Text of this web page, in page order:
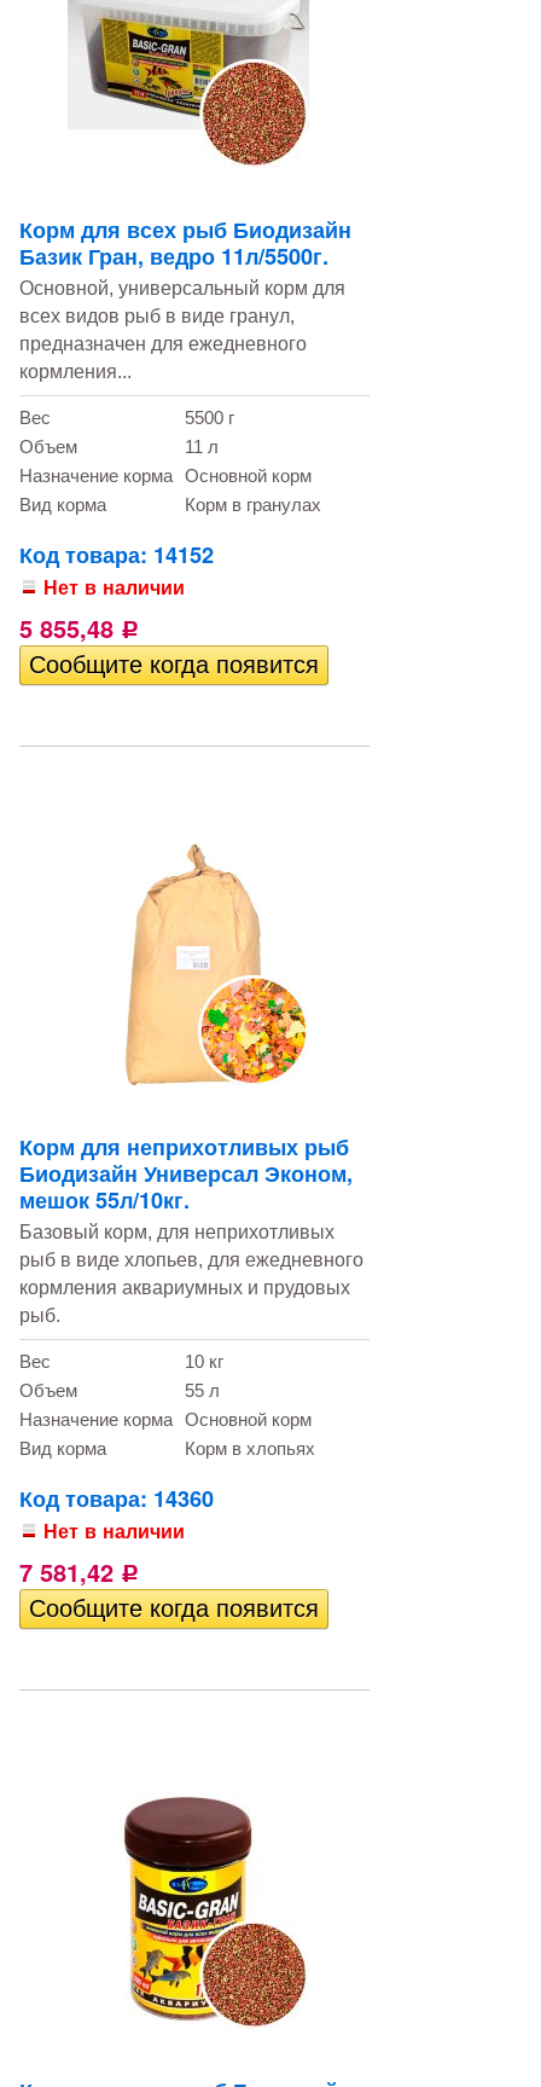
Корм для всех рыб Биодизайн
Базик Гран, ведро 11л/5500г.
Основной, универсальный корм для
всех видов рыб в виде гранул,
предназначен для ежедневного
кормления...
Вес
5500 г
Объем
11 л
Назначение корма
Основной корм
Вид корма
Корм в гранулах
Код товара: 14152
Нет в наличии
5 855,48 Р
Корм для неприхотливых рыб
Биодизайн Универсал Эконом,
мешок 55л/10кг.
Базовый корм, для неприхотливых
рыб в виде хлопьев, для ежедневного
кормления аквариумных и прудовых
рыб.
Вес
10 кг
Объем
55 л
Назначение корма
Основной корм
Вид корма
Корм в хлопьях
Код товара: 14360
Нет в наличии
7 581,42 Р